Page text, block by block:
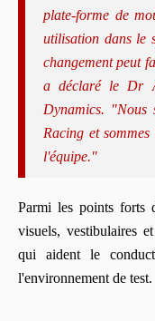
plate-forme de
utilisation dans le
changement peut
a déclaré le Dr
Dynamics. "Nous
Racing et
l'équipe."
Parmi les points forts
visuels, vestibulaires
qui aident le
l'environnement de test.